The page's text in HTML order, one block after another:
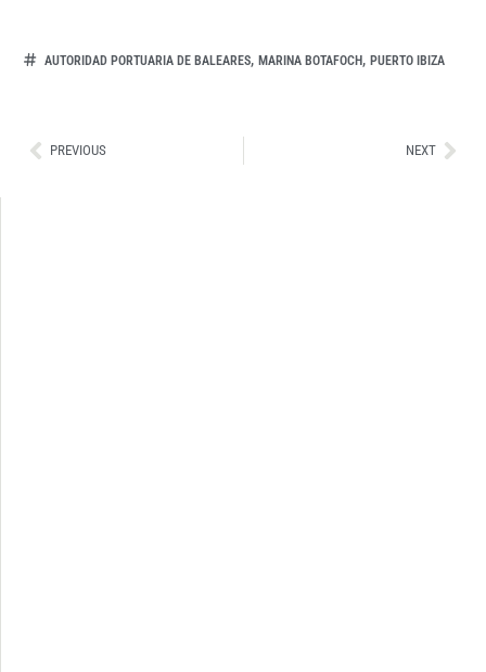
AUTORIDAD PORTUARIA DE BALEARES, MARINA BOTAFOCH, PUERTO IBIZA
AntPREVIOUS NEXT